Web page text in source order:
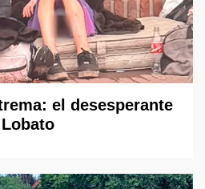
el desesperante